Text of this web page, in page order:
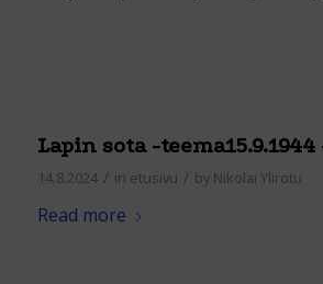
Lapin sota -teema15.9.1944
14.8.2024 / in etusivu / by Nikolai Ylirotu
Read more